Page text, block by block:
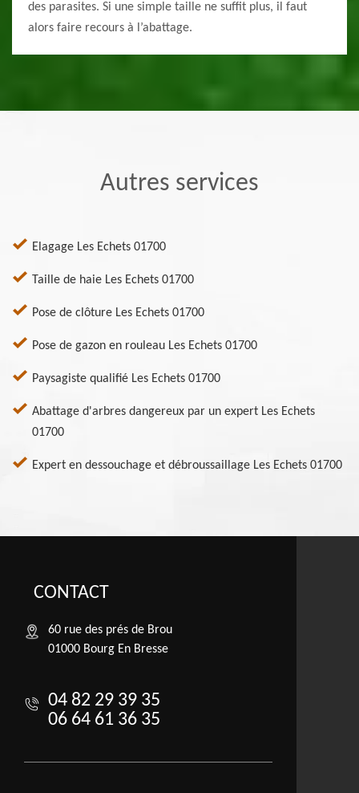
des parasites. Si une simple taille ne suffit plus, il faut
alors faire recours à l’abattage.
Autres services
Elagage Les Echets 01700
Taille de haie Les Echets 01700
Pose de clôture Les Echets 01700
Pose de gazon en rouleau Les Echets 01700
Paysagiste qualifié Les Echets 01700
Abattage d'arbres dangereux par un expert Les Echets
01700
Expert en dessouchage et débroussaillage Les Echets 01700
CONTACT
60 rue des prés de Brou
01000 Bourg En Bresse
04 82 29 39 35
06 64 61 36 35